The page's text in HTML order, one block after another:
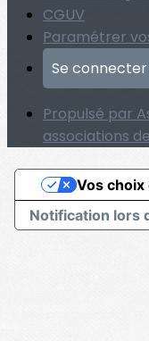
CGUV
Paramétrer
Se connecter
Propulsé par
associations
Notification lors
Vos